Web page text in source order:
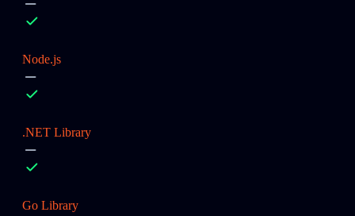
Node.js
.NET Library
Go Library